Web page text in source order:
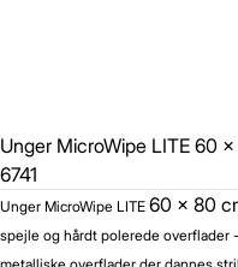
Unger MicroWipe LITE 60
6741
Unger MicroWipe LITE 60 x 80
spejle og hårdt polerede overflader